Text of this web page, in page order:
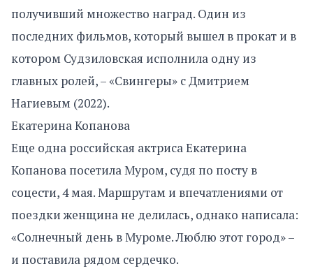
получивший множество наград. Один из
последних фильмов, который вышел в прокат и в
котором Судзиловская исполнила одну из
главных ролей, – «Свингеры» с Дмитрием
Нагиевым (2022).
Екатерина Копанова
Еще одна российская актриса Екатерина
Копанова посетила Муром, судя по посту в
соцести, 4 мая. Маршрутам и впечатлениями от
поездки женщина не делилась, однако написала:
«Солнечный день в Муроме. Люблю этот город» –
и поставила рядом сердечко.